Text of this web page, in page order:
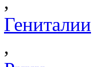
Гениталии
,